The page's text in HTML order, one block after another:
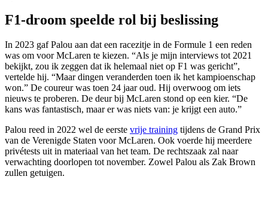
F1-droom speelde rol bij beslissing
In 2023 gaf Palou aan dat een racezitje in de Formule 1 een reden
was om voor McLaren te kiezen. “Als je mijn interviews tot 2021
bekijkt, zou ik zeggen dat ik helemaal niet op F1 was gericht”,
vertelde hij. “Maar dingen veranderden toen ik het kampioenschap
won.” De coureur was toen 24 jaar oud. Hij overwoog om iets
nieuws te proberen. De deur bij McLaren stond op een kier. “De
kans was fantastisch, maar er was niets van: je krijgt een auto.”
Palou reed in 2022 wel de eerste vrije training tijdens de Grand Prix
van de Verenigde Staten voor McLaren. Ook voerde hij meerdere
privétests uit in materiaal van het team. De rechtszaak zal naar
verwachting doorlopen tot november. Zowel Palou als Zak Brown
zullen getuigen.